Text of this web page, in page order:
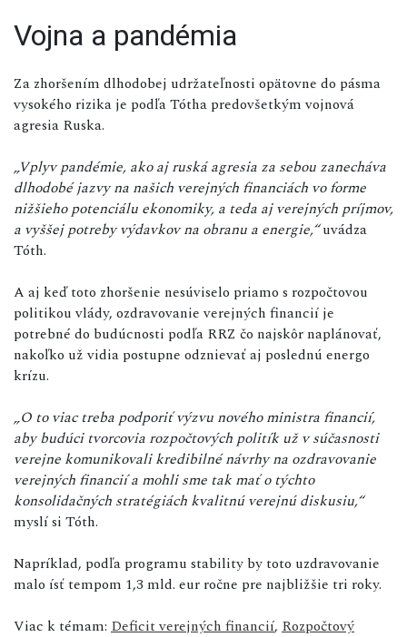
Vojna a pandémia
Za zhoršením dlhodobej udržateľnosti opätovne do pásma
vysokého rizika je podľa Tótha predovšetkým vojnová
agresia Ruska.
„Vplyv pandémie, ako aj ruská agresia za sebou zanecháva
dlhodobé jazvy na našich verejných financiách vo forme
nižšieho potenciálu ekonomiky, a teda aj verejných príjmov,
a vyššej potreby výdavkov na obranu a energie,“uvádza
Tóth.
A aj keď toto zhoršenie nesúviselo priamo s rozpočtovou
politikou vlády, ozdravovanie verejných financií je
potrebné do budúcnosti podľa RRZ čo najskôr naplánovať,
nakoľko už vidia postupne odznievať aj poslednú energo
krízu.
„O to viac treba podporiť výzvu nového ministra financií,
aby budúci tvorcovia rozpočtových politík už v súčasnosti
verejne komunikovali kredibilné návrhy na ozdravovanie
verejných financií a mohli sme tak mať o týchto
konsolidačných stratégiách kvalitnú verejnú diskusiu,“
myslí si Tóth.
Napríklad, podľa programu stability by toto uzdravovanie
malo ísť tempom 1,3 mld. eur ročne pre najbližšie tri roky.
Viac k témam: Deficit verejných financií, Rozpočtový